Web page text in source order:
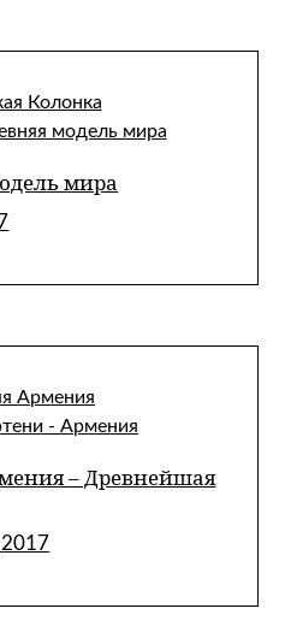
Колонка
мира
Армения
– Древнейшая